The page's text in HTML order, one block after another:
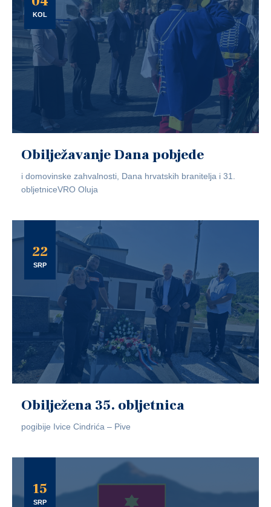
KOL
Obilježavanje Dana pobjede
i domovinske zahvalnosti, Dana hrvatskih branitelja i 31.
obljetniceVRO Oluja
22
SRP
Obilježena 35. obljetnica
pogibije Ivice Cindrića – Pive
15
SRP